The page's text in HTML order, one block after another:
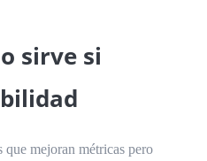
sirve si
mejoran métricas pero